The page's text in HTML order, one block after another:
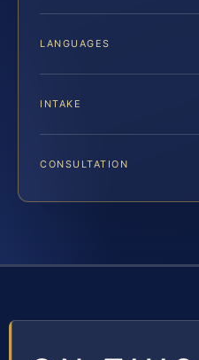
LANGUAGES
INTAKE
CONSULTATION